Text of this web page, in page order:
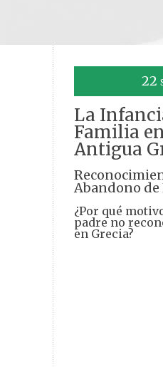
22
La
Familia
Antigua
Abandono de
¿Por qué
padre no
en Grecia?